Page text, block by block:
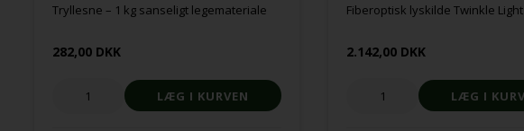
Tryllesne – 1 kg sanseligt legemateriale
282,00 DKK
Fiberoptisk lyskilde Twinkle Light
2.142,00 DKK